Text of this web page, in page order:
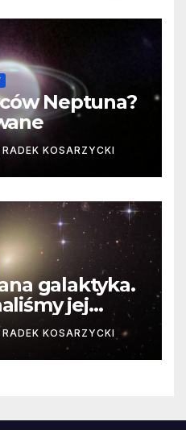
Neptuna?
RADEK KOSARZYCKI
galaktyka.
jej
RADEK KOSARZYCKI